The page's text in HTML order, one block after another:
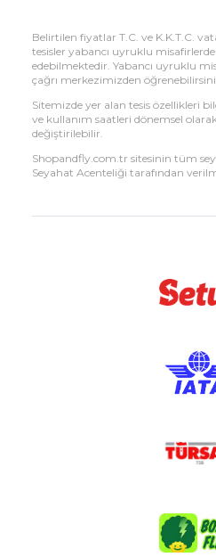
Belirtilen fiyatlar T.C. ve K.K.T.C.
tesisler yabancı uyruklu
edebilmektedir. Yabancı uyruklu
çağrı merkezimizden
Sitemizde yer alan tesis özellikleri
ve kullanım saatleri dönemsel
değiştirilebilir.
Shopandfly.com.tr sitesinin tüm
Seyahat Acenteliği tarafından